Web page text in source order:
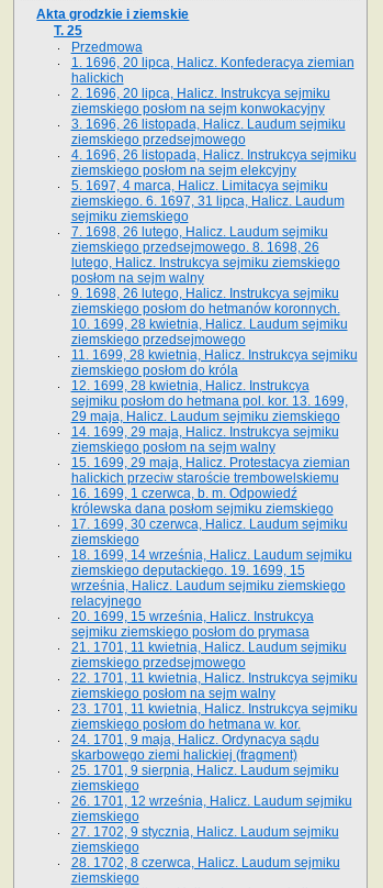
Akta grodzkie i ziemskie
T. 25
Przedmowa
1. 1696, 20 lipca, Halicz. Konfederacya ziemian
halickich
2. 1696, 20 lipca, Halicz. Instrukcya sejmiku
ziemskiego posłom na sejm konwokacyjny
3. 1696, 26 listopada, Halicz. Laudum sejmiku
ziemskiego przedsejmowego
4. 1696, 26 listopada, Halicz. Instrukcya sejmiku
ziemskiego posłom na sejm elekcyjny
5. 1697, 4 marca, Halicz. Limitacya sejmiku
ziemskiego. 6. 1697, 31 lipca, Halicz. Laudum
sejmiku ziemskiego
7. 1698, 26 lutego, Halicz. Laudum sejmiku
ziemskiego przedsejmowego. 8. 1698, 26
lutego, Halicz. Instrukcya sejmiku ziemskiego
posłom na sejm walny
9. 1698, 26 lutego, Halicz. Instrukcya sejmiku
ziemskiego posłom do hetmanów koronnych.
10. 1699, 28 kwietnia, Halicz. Laudum sejmiku
ziemskiego przedsejmowego
11. 1699, 28 kwietnia, Halicz. Instrukcya sejmiku
ziemskiego posłom do króla
12. 1699, 28 kwietnia, Halicz. Instrukcya
sejmiku posłom do hetmana pol. kor. 13. 1699,
29 maja, Halicz. Laudum sejmiku ziemskiego
14. 1699, 29 maja, Halicz. Instrukcya sejmiku
ziemskiego posłom na sejm walny
15. 1699, 29 maja, Halicz. Protestacya ziemian
halickich przeciw staroście trembowelskiemu
16. 1699, 1 czerwca, b. m. Odpowiedź
królewska dana posłom sejmiku ziemskiego
17. 1699, 30 czerwca, Halicz. Laudum sejmiku
ziemskiego
18. 1699, 14 września, Halicz. Laudum sejmiku
ziemskiego deputackiego. 19. 1699, 15
września, Halicz. Laudum sejmiku ziemskiego
relacyjnego
20. 1699, 15 września, Halicz. Instrukcya
sejmiku ziemskiego posłom do prymasa
21. 1701, 11 kwietnia, Halicz. Laudum sejmiku
ziemskiego przedsejmowego
22. 1701, 11 kwietnia, Halicz. Instrukcya sejmiku
ziemskiego posłom na sejm walny
23. 1701, 11 kwietnia, Halicz. Instrukcya sejmiku
ziemskiego posłom do hetmana w. kor.
24. 1701, 9 maja, Halicz. Ordynacya sądu
skarbowego ziemi halickiej (fragment)
25. 1701, 9 sierpnia, Halicz. Laudum sejmiku
ziemskiego
26. 1701, 12 września, Halicz. Laudum sejmiku
ziemskiego
27. 1702, 9 stycznia, Halicz. Laudum sejmiku
ziemskiego
28. 1702, 8 czerwca, Halicz. Laudum sejmiku
ziemskiego